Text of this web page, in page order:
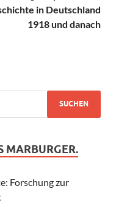
in Deutschland
1918 und danach
MARBURGER.
Forschung zur